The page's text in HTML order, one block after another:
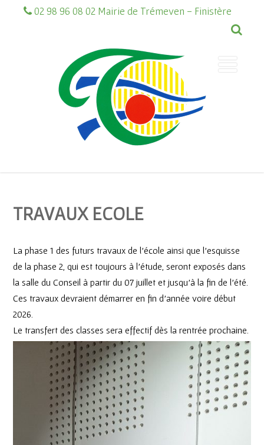
02 98 96 08 02 Mairie de Trémeven - Finistère
TRAVAUX ECOLE
La phase 1 des futurs travaux de l’école ainsi que l’esquisse
de la phase 2, qui est toujours à l’étude, seront exposés dans
la salle du Conseil à partir du 07 juillet et jusqu’à la fin de l’été.
Ces travaux devraient démarrer en fin d’année voire début
2026.
Le transfert des classes sera effectif dès la rentrée prochaine.